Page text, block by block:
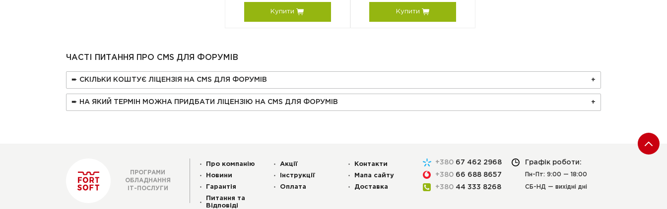
Купити Купити
ЧАСТІ ПИТАННЯ ПРО CMS ДЛЯ ФОРУМІВ
➨ СКІЛЬКИ КОШТУЄ ЛІЦЕНЗІЯ НА CMS ДЛЯ ФОРУМІВ
➨ НА ЯКИЙ ТЕРМІН МОЖНА ПРИДБАТИ ЛІЦЕНЗІЮ НА CMS ДЛЯ ФОРУМІВ
Графік роботи:
Пн-Пт: 9:00 — 18:00
СБ-НД — вихідні дні
ПРОГРАМИ
ОБЛАДНАННЯ
ІТ-ПОСЛУГИ
Про компанію Акції Контакти
Новини Інструкції Мапа сайту
Гарантія Оплата Доставка
Питання та
Відповіді
+380 67 462 2968
+380 66 688 8657
+380 44 333 8268